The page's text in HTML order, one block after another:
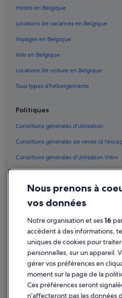
Hôtels en Belgique
Locations de vacances en Belgique
Voyages en Belgique
Vols en Belgique
Locations de voiture en Belgique
Tous types d'hébergements
Politiques
Conditions générales d’utilisation
Conditions générales de vente (à
Conditions générales d’utilisation Vrbo
Accessibilité
Protection des données
Cookies
Mentions légales / Nous contacter
Directives de contenu et signalement
Aide
Assistance
Modifier ou annuler votre réservation
Nous prenons à
vos données
Notre organisation et ses16
accèdent à des informations,
uniques de cookies pour
personnelles, sur un appareil.
gérer vos préférences en
moment sur la page de la
Ces préférences seront
n’affecteront pas les données